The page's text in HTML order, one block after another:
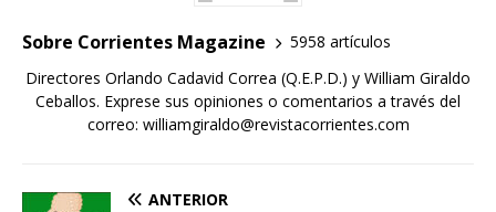
Sobre Corrientes Magazine
5958 artículos
Directores Orlando Cadavid Correa (Q.E.P.D.) y William Giraldo
Ceballos. Exprese sus opiniones o comentarios a través del
correo: williamgiraldo@revistacorrientes.com
ANTERIOR